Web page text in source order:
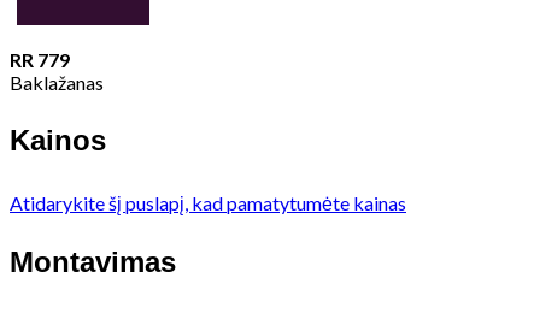
RR 779
Baklažanas
Kainos
Atidarykite šį puslapį, kad pamatytumėte kainas
Montavimas